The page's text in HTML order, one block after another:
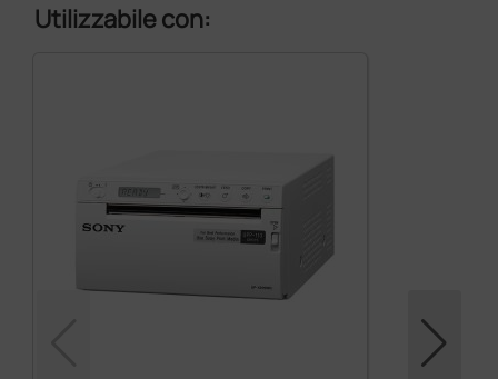
I supporti di stampa Sony sono stati progettati e
Durata della stampa
L’alto tasso di umidità può causare una perdita
significativa nella densità di una stampa. Utilizzando i
produttori, il deterioramento della qualità sarà
nettamente inferiore, soprattutto in condizioni di
Utilizzabile con: